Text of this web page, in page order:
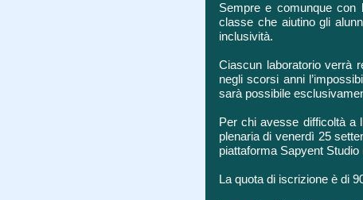
Sempre e comunque con
classe che aiutino gli
inclusività.
Ciascun laboratorio verrà
negli scorsi anni
sarà possibile
Per chi avesse difficoltà a
plenaria di venerdì 25
piattaforma Sapyent
La quota di iscrizione è di